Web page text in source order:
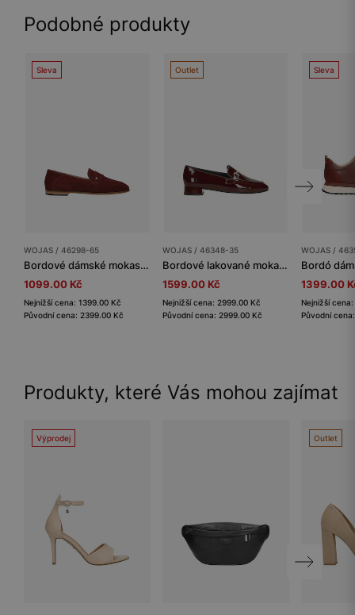
Podobné produkty
Sleva
WOJAS / 46298-65
Bordové dámské mokasíny z pravé kůže
1099.00 Kč
Nejnižší cena: 1399.00 Kč
Původní cena: 2399.00 Kč
Outlet
WOJAS / 46348-35
Bordové lakované mokasíny dámské na nízkém podpatku
1599.00 Kč
Nejnižší cena: 2999.00 Kč
Původní cena: 2999.00 Kč
Sleva
WOJAS /
1399.00
Nejnižší
Původní
Produkty, které Vás mohou zajímat
Výprodej Outlet